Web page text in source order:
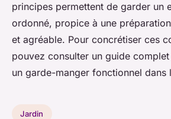
principes permettent de garder un
ordonné, propice à une
et agréable. Pour concrétiser ces
pouvez consulter un guide
un garde-manger fonctionnel dans
Jardin